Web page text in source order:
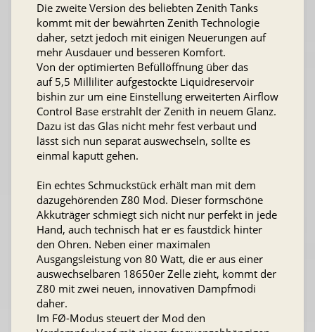
Die zweite Version des beliebten Zenith Tanks
kommt mit der bewährten Zenith Technologie
daher, setzt jedoch mit einigen Neuerungen auf
mehr Ausdauer und besseren Komfort.
Von der optimierten Befüllöffnung über das
auf 5,5 Milliliter aufgestockte Liquidreservoir
bishin zur um eine Einstellung erweiterten Airflow
Control Base erstrahlt der Zenith in neuem Glanz.
Dazu ist das Glas nicht mehr fest verbaut und
lässt sich nun separat auswechseln, sollte es
einmal kaputt gehen.
Ein echtes Schmuckstück erhält man mit dem
dazugehörenden Z80 Mod. Dieser formschöne
Akkuträger schmiegt sich nicht nur perfekt in jede
Hand, auch technisch hat er es faustdick hinter
den Ohren. Neben einer maximalen
Ausgangsleistung von 80 Watt, die er aus einer
auswechselbaren 18650er Zelle zieht, kommt der
Z80 mit zwei neuen, innovativen Dampfmodi
daher.
Im FØ-Modus steuert der Mod den